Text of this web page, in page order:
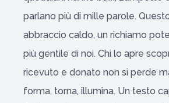
parlano più di mille parole.
abbraccio caldo, un richiamo
più gentile di noi. Chi lo apre
ricevuto e donato non si perde
forma, torna, illumina. Un testo